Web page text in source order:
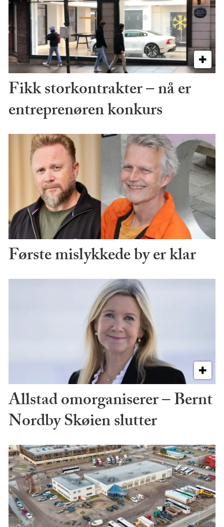
Fikk storkontrakter – nå er
entreprenøren konkurs
Første mislykkede by er klar
Allstad omorganiserer – Bernt
Nordby Skøien slutter